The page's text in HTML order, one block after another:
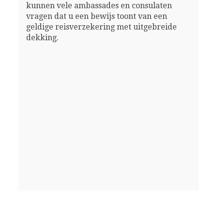
kunnen vele ambassades en consulaten
vragen dat u een bewijs toont van een
geldige reisverzekering met uitgebreide
dekking.